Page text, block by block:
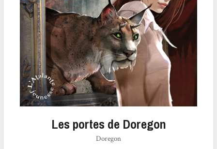
Les portes de Doregon
Doregon